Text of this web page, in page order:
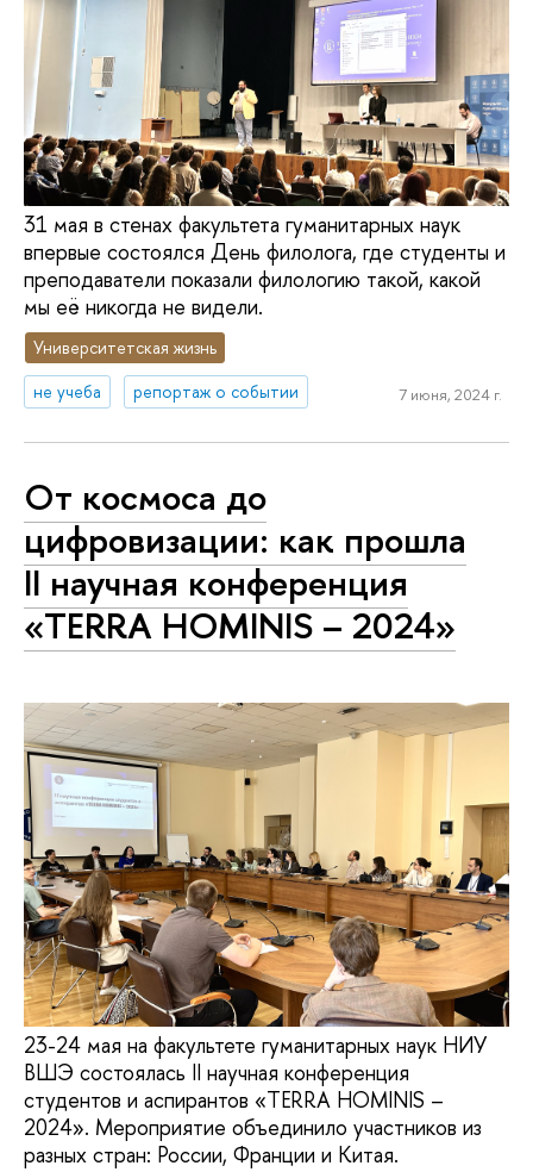
31 мая в стенах факультета гуманитарных наук
впервые состоялся День филолога, где студенты и
преподаватели показали филологию такой, какой
мы её никогда не видели.
Университетская жизнь
не учеба
репортаж о событии 7 июня, 2024 г.
От космоса до
цифровизации: как прошла
II научная конференция
«TERRA HOMINIS – 2024»
23-24 мая на факультете гуманитарных наук НИУ
ВШЭ состоялась II научная конференция
студентов и аспирантов «TERRA HOMINIS –
2024». Мероприятие объединило участников из
разных стран: России, Франции и Китая.